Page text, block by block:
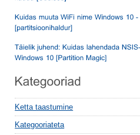
Ketta taastumine
Kategooriateta